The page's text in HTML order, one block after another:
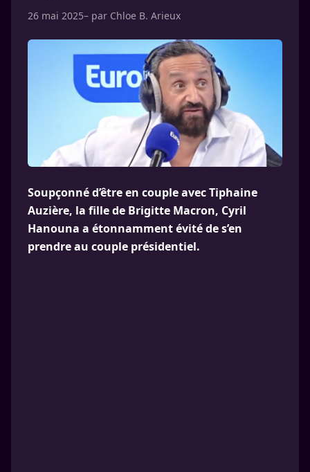
26 mai 2025– par Chloe B. Arieux
Soupçonné d’être en couple avec Tiphaine
Auzière, la fille de Brigitte Macron, Cyril
Hanouna a étonnamment évité de s’en
prendre au couple présidentiel.